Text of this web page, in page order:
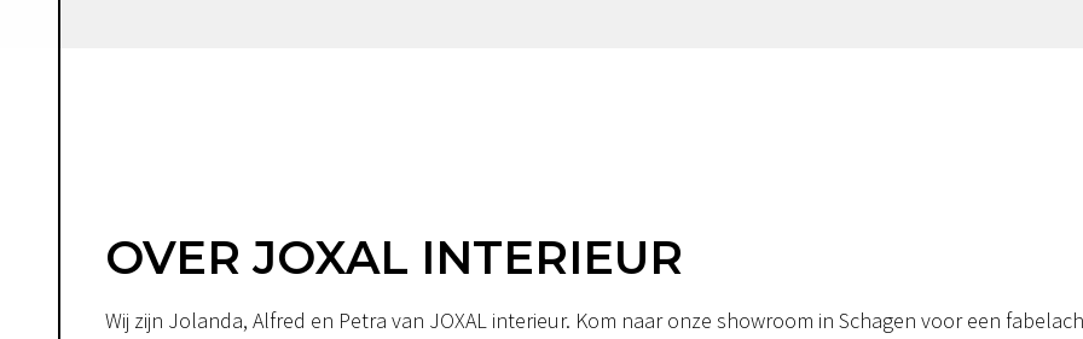
OVER JOXAL INTERIEUR
Wij zijn Jolanda, Alfred en Petra van JOXAL interieur. Kom naar onze showroom in Schagen voor een